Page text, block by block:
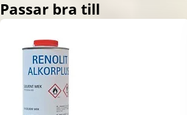
Passar bra till